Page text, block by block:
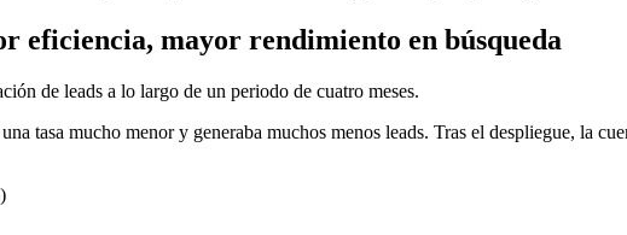
eficiencia, mayor rendimiento en búsqueda
de leads a lo largo de un periodo de cuatro meses.
tasa mucho menor y generaba muchos menos leads. Tras el despliegue, la